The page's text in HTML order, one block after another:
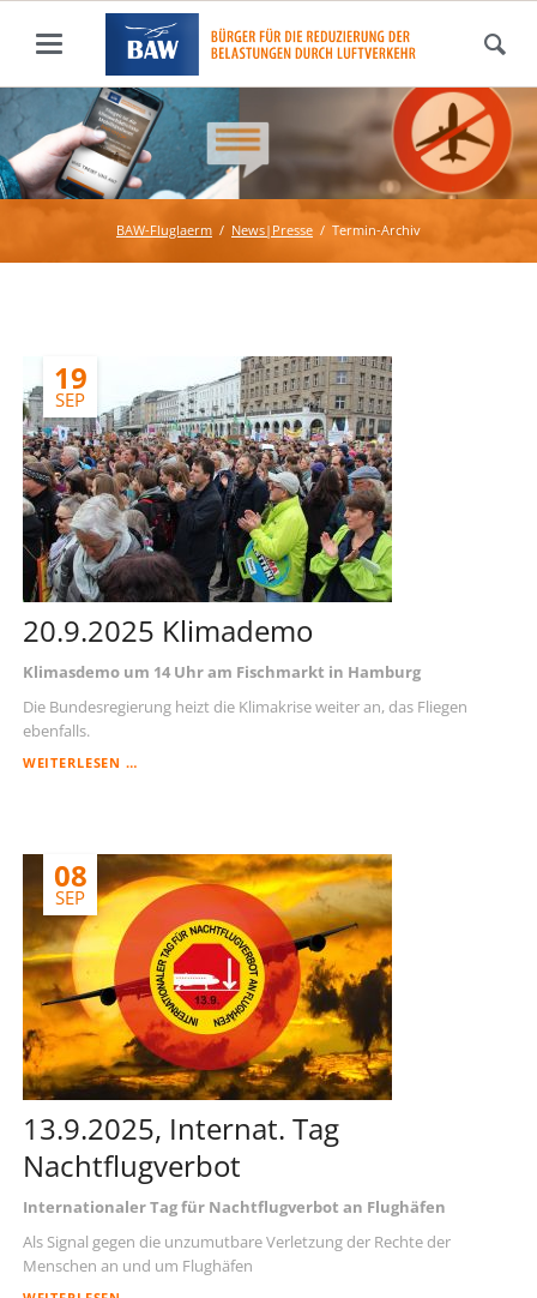
BAW-Fluglaerm News|Presse Termin-Archiv
19
SEP
20.9.2025 Klimademo
Klimasdemo um 14 Uhr am Fischmarkt in Hamburg
Die Bundesregierung heizt die Klimakrise weiter an, das Fliegen
ebenfalls.
WEITERLESEN …20.9.2025
08
SEP
13.9.2025, Internat. Tag
Nachtflugverbot
Internationaler Tag für Nachtflugverbot an Flughäfen
Als Signal gegen die unzumutbare Verletzung der Rechte der
Menschen an und um Flughäfen